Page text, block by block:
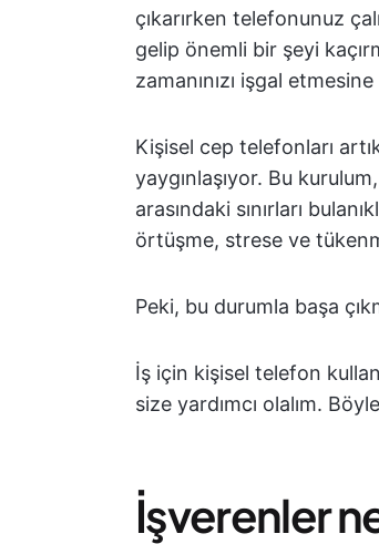
çıkarırken telefonunuz
gelip önemli bir şeyi
zamanınızı işgal
Kişisel cep telefonları
yaygınlaşıyor. Bu
arasındaki sınırları
örtüşme, strese ve
Peki, bu durumla başa
İş için kişisel telefon
size yardımcı olalım.
İşverenler